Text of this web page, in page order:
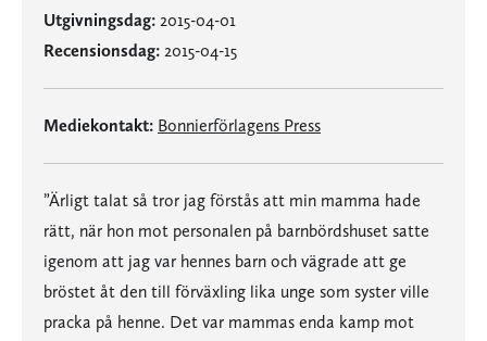
Utgivningsdag: 2015-04-01
Recensionsdag: 2015-04-15
Mediekontakt: Bonnierförlagens Press
”Ärligt talat så tror jag förstås att min mamma hade
rätt, när hon mot personalen på barnbördshuset satte
igenom att jag var hennes barn och vägrade att ge
bröstet åt den till förväxling lika unge som syster ville
pracka på henne. Det var mammas enda kamp mot